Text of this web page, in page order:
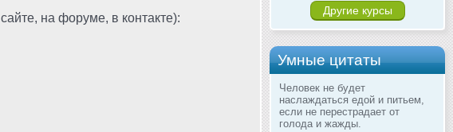
Другие курсы
Умные цитаты
Человек не будет
наслаждаться едой и питьем,
если не перестрадает от
голода и жажды.
на форуме, в контакте):